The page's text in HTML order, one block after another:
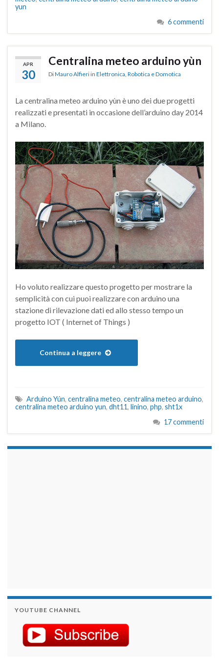
yun
6 commenti
APR
30
Centralina meteo arduino yùn
DiMauro Alfieri in Elettronica Robotica e Domotica
La centralina meteo arduino yùn è uno dei due progetti
realizzati e presentati in occasione dell’arduino day 2014
a Milano.
Ho voluto realizzare questo progetto per mostrare la
semplicità con cui puoi realizzare con arduino una
stazione di rilevazione dati ed allo stesso tempo un
progetto IOT ( Internet of Things )
Continua a leggere
Arduino Yún, centralina meteo, centralina meteo arduino,
centralina meteo arduino yun, dht11, linino, php, sht1x
17 commenti
YOUTUBE CHANNEL